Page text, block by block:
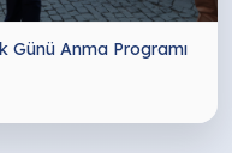
Günü Anma Programı